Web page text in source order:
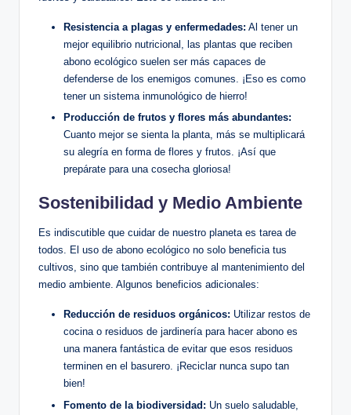
Resistencia a plagas y enfermedades: Al tener un
mejor equilibrio nutricional, las plantas que reciben
abono ecológico suelen ser más capaces de
defenderse de los enemigos comunes. ¡Eso es como
tener un sistema inmunológico de hierro!
Producción de frutos y flores más abundantes:
Cuanto mejor se sienta la planta, más se multiplicará
su alegría en forma de flores y frutos. ¡Así que
prepárate para una cosecha gloriosa!
Sostenibilidad y Medio Ambiente
Es indiscutible que cuidar de nuestro planeta es tarea de
todos. El uso de abono ecológico no solo beneficia tus
cultivos, sino que también contribuye al mantenimiento del
medio ambiente. Algunos beneficios adicionales:
Reducción de residuos orgánicos: Utilizar restos de
cocina o residuos de jardinería para hacer abono es
una manera fantástica de evitar que esos residuos
terminen en el basurero. ¡Reciclar nunca supo tan
bien!
Fomento de la biodiversidad: Un suelo saludable,